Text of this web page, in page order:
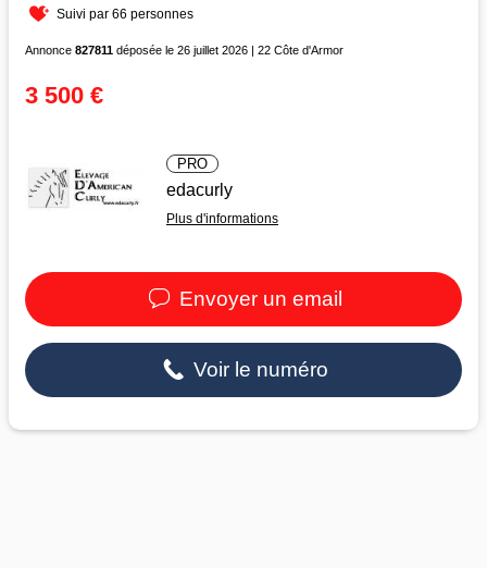
Suivi par 66 personnes
Annonce 827811 déposée le 26 juillet 2026 | 22 Côte d'Armor
3 500 €
PRO
edacurly
Plus d'informations
Envoyer un email
Voir le numéro